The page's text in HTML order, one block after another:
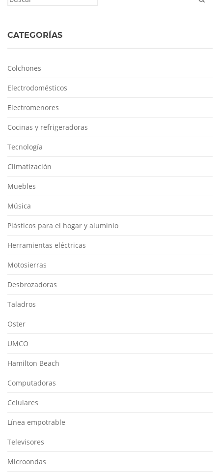
CATEGORÍAS
Colchones
Electrodomésticos
Electromenores
Cocinas y refrigeradoras
Tecnología
Climatización
Muebles
Música
Plásticos para el hogar y aluminio
Herramientas eléctricas
Motosierras
Desbrozadoras
Taladros
Oster
UMCO
Hamilton Beach
Computadoras
Celulares
Línea empotrable
Televisores
Microondas